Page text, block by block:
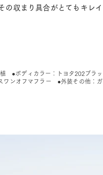
の収まり具合がとてもキレイ
●ボディカラー：トヨタ202ブラッ
ワンオフマフラー ●外装その他：ガ